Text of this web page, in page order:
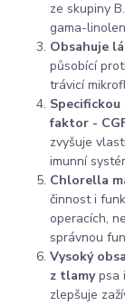
ze skupiny
gama-
Obsahuje
působící
trávicí
faktor -
zvyšuje
imunní
Chlorella
činnost i
operacích,
správnou
Vysoký
z tlamypsa
zlepšuje